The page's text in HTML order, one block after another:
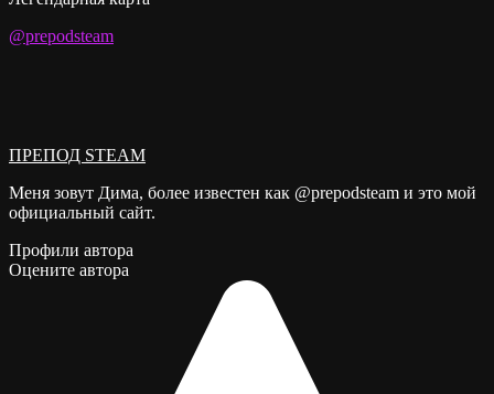
@prepodsteam
ПРЕПОД STEAM
Меня зовут Дима, более известен как @prepodsteam и это мой
официальный сайт.
Профили автора
Оцените автора